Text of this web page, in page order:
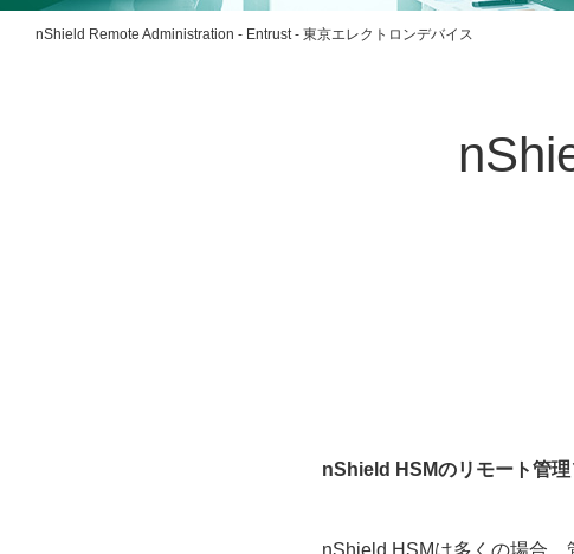
nShield Remote Administration - Entrust - 東京エレクトロンデバイス
nShield HSMのリモート管
nShield HSMは多くの場合